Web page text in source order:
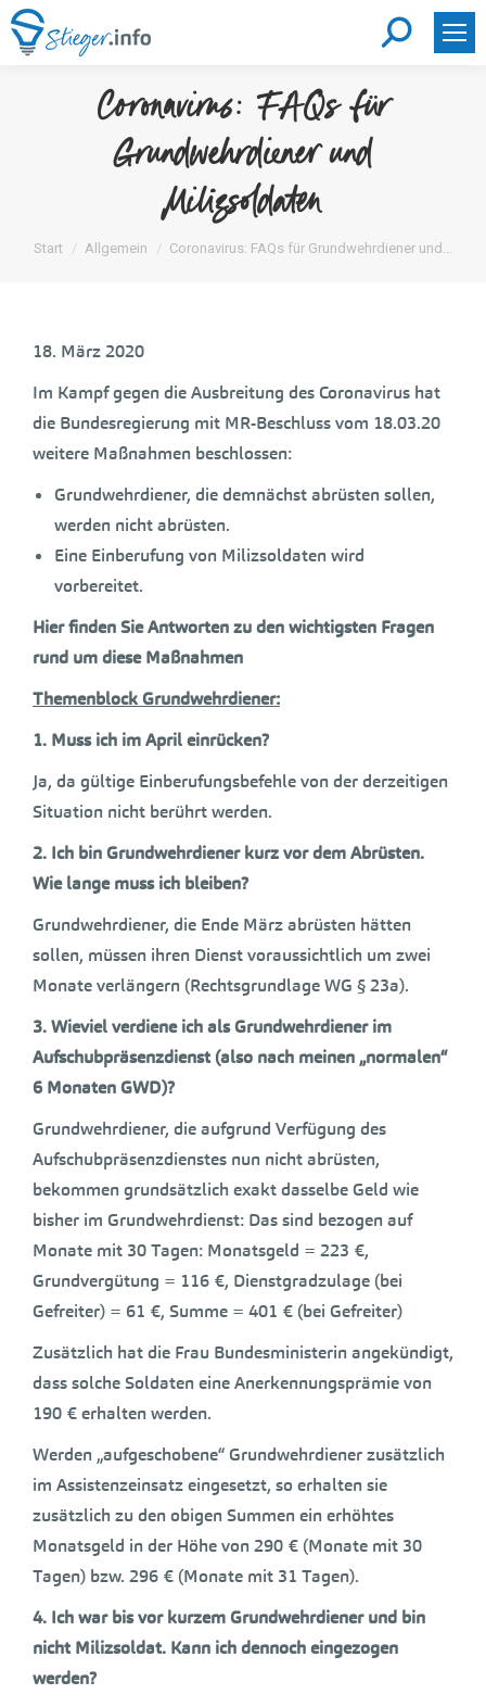
Search:
Coronavirus: FAQs für
Grundwehrdiener und
Milizsoldaten
Sie befinden sich hier:
Start Allgemein Coronavirus: FAQs für Grundwehrdiener und…
18. März 2020
Im Kampf gegen die Ausbreitung des Coronavirus hat
die Bundesregierung mit MR-Beschluss vom 18.03.20
weitere Maßnahmen beschlossen:
Grundwehrdiener, die demnächst abrüsten sollen,
werden nicht abrüsten.
Eine Einberufung von Milizsoldaten wird
vorbereitet.
Hier finden Sie Antworten zu den wichtigsten Fragen
rund um diese Maßnahmen
Themenblock Grundwehrdiener:
1. Muss ich im April einrücken?
Ja, da gültige Einberufungsbefehle von der derzeitigen
Situation nicht berührt werden.
2. Ich bin Grundwehrdiener kurz vor dem Abrüsten.
Wie lange muss ich bleiben?
Grundwehrdiener, die Ende März abrüsten hätten
sollen, müssen ihren Dienst voraussichtlich um zwei
Monate verlängern (Rechtsgrundlage WG § 23a).
3.Wieviel verdiene ich als Grundwehrdiener im
Aufschubpräsenzdienst (also nach meinen „normalen“
6 Monaten GWD)?
Grundwehrdiener, die aufgrund Verfügung des
Aufschubpräsenzdienstes nun nicht abrüsten,
bekommen grundsätzlich exakt dasselbe Geld wie
bisher im Grundwehrdienst: Das sind bezogen auf
Monate mit 30 Tagen: Monatsgeld = 223 €,
Grundvergütung = 116 €, Dienstgradzulage (bei
Gefreiter) = 61 €, Summe = 401 € (bei Gefreiter)
Zusätzlich hat die Frau Bundesministerin angekündigt,
dass solche Soldaten eine Anerkennungsprämie von
190 € erhalten werden.
Werden „aufgeschobene“ Grundwehrdiener zusätzlich
im Assistenzeinsatz eingesetzt, so erhalten sie
zusätzlich zu den obigen Summen ein erhöhtes
Monatsgeld in der Höhe von 290 € (Monate mit 30
Tagen) bzw. 296 € (Monate mit 31 Tagen).
4. Ich war bis vor kurzem Grundwehrdiener und bin
nicht Milizsoldat. Kann ich dennoch eingezogen
werden?